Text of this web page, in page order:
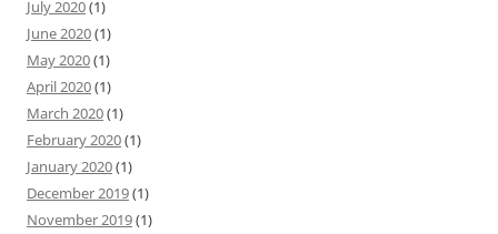
July 2020(1)
June 2020(1)
May 2020(1)
April 2020(1)
March 2020(1)
February 2020(1)
January 2020(1)
December 2019(1)
November 2019(1)